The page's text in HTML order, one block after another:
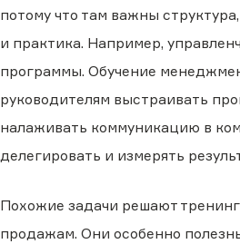
потому что там важны
и практика. Например,
программы. Обучение
руководителям выстраивать
налаживать коммуникацию в
делегировать и измерять
Похожие задачи решают
продажам. Они особенно